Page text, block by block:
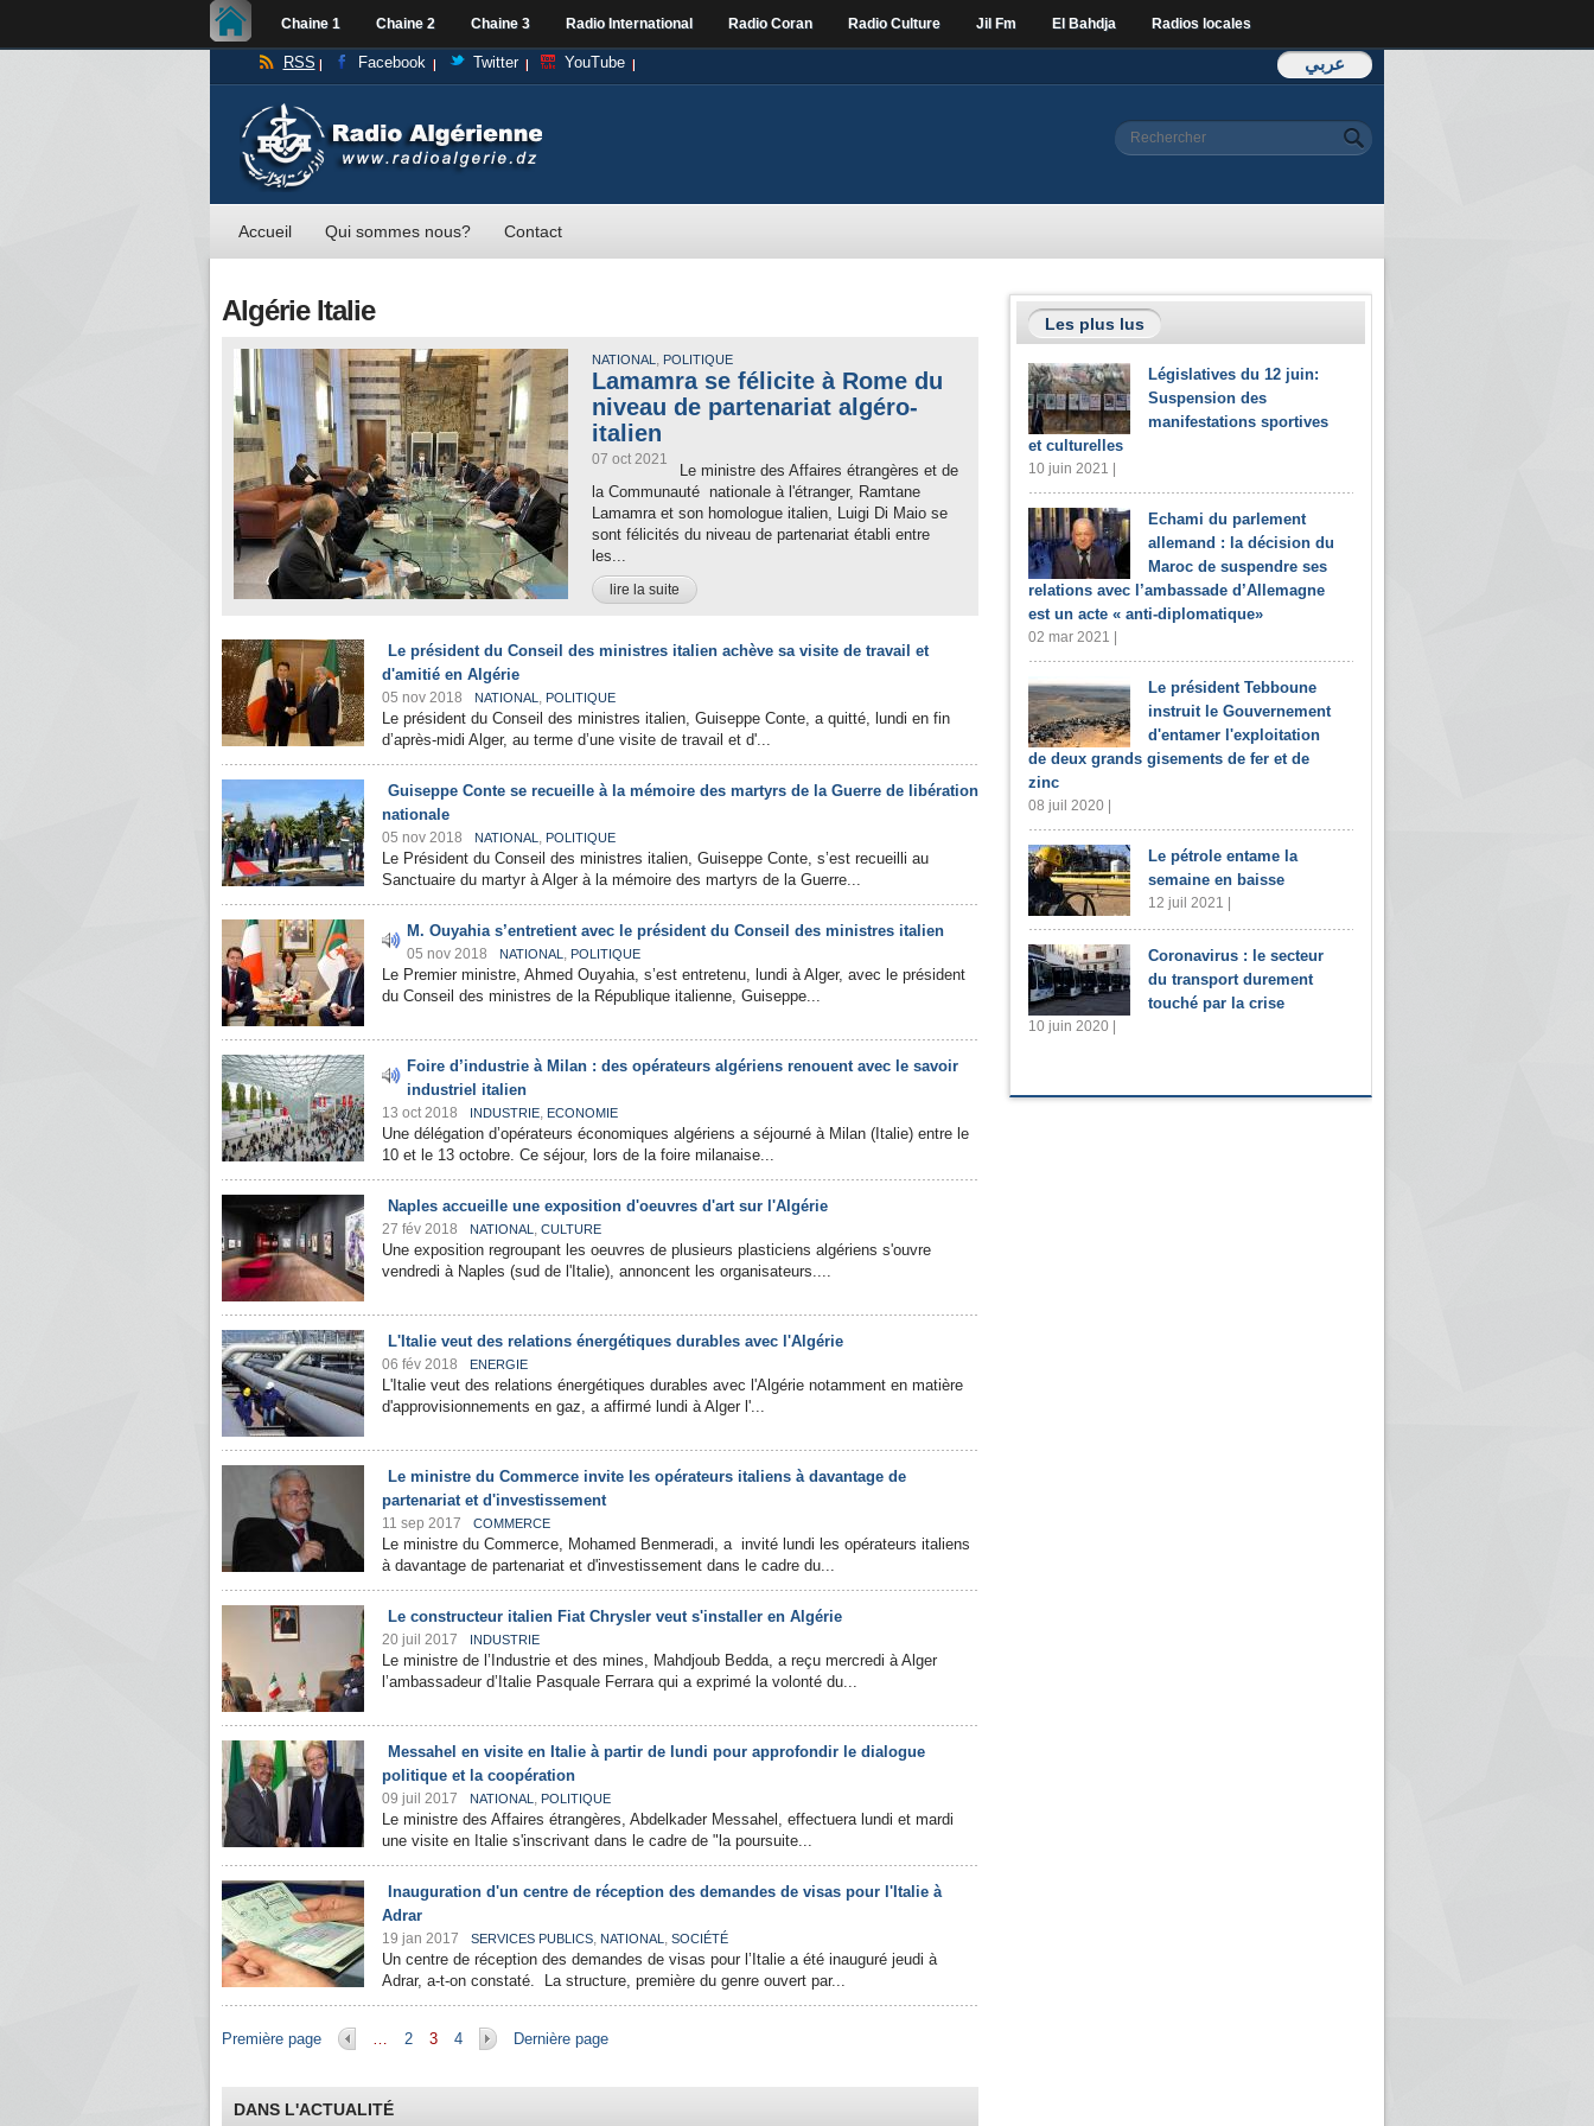
Chaine 1 Chaine 2 Chaine 3 Radio International Radio Coran Radio Culture Jil Fm El Bahdja Radios locales
عربي RSS Facebook Twitter YouTube
Formulaire de
Rechercher
Accueil Qui sommes nous? Contact
Algérie Italie
NATIONAL , POLITIQUE
Lamamra se félicite à Rome du
niveau de partenariat algéro-
italien
07 oct 2021
Le ministre des Affaires étrangères et de
la Communauté nationale à l'étranger, Ramtane
Lamamra et son homologue italien, Luigi Di Maio se
sont félicités du niveau de partenariat établi entre
les...
lire la suite
Le président du Conseil des ministres italien achève sa visite de travail et
d'amitié en Algérie
05 nov 2018 NATIONAL , POLITIQUE
Le président du Conseil des ministres italien, Guiseppe Conte, a quitté, lundi en fin
d’après-midi Alger, au terme d’une visite de travail et d'...
Guiseppe Conte se recueille à la mémoire des martyrs de la Guerre de libération
nationale
05 nov 2018 NATIONAL , POLITIQUE
Le Président du Conseil des ministres italien, Guiseppe Conte, s’est recueilli au
Sanctuaire du martyr à Alger à la mémoire des martyrs de la Guerre...
M. Ouyahia s’entretient avec le président du Conseil des ministres italien
05 nov 2018 NATIONAL , POLITIQUE
Le Premier ministre, Ahmed Ouyahia, s’est entretenu, lundi à Alger, avec le président
du Conseil des ministres de la République italienne, Guiseppe...
Foire d’industrie à Milan : des opérateurs algériens renouent avec le savoir
industriel italien
13 oct 2018 INDUSTRIE, ECONOMIE
Une délégation d’opérateurs économiques algériens a séjourné à Milan (Italie) entre le
10 et le 13 octobre. Ce séjour, lors de la foire milanaise...
Naples accueille une exposition d'oeuvres d'art sur l'Algérie
27 fév 2018 NATIONAL , CULTURE
Une exposition regroupant les oeuvres de plusieurs plasticiens algériens s'ouvre
vendredi à Naples (sud de l'Italie), annoncent les organisateurs....
L'Italie veut des relations énergétiques durables avec l'Algérie
06 fév 2018 ENERGIE
L'Italie veut des relations énergétiques durables avec l'Algérie notamment en matière
d'approvisionnements en gaz, a affirmé lundi à Alger l'...
Le ministre du Commerce invite les opérateurs italiens à davantage de
partenariat et d'investissement
11 sep 2017 COMMERCE
Le ministre du Commerce, Mohamed Benmeradi, a invité lundi les opérateurs italiens
à davantage de partenariat et d'investissement dans le cadre du...
Le constructeur italien Fiat Chrysler veut s'installer en Algérie
20 juil 2017 INDUSTRIE
Le ministre de l’Industrie et des mines, Mahdjoub Bedda, a reçu mercredi à Alger
l’ambassadeur d’Italie Pasquale Ferrara qui a exprimé la volonté du...
Messahel en visite en Italie à partir de lundi pour approfondir le dialogue
politique et la coopération
09 juil 2017 NATIONAL , POLITIQUE
Le ministre des Affaires étrangères, Abdelkader Messahel, effectuera lundi et mardi
une visite en Italie s'inscrivant dans le cadre de "la poursuite...
Inauguration d'un centre de réception des demandes de visas pour l'Italie à
Adrar
19 jan 2017 SERVICES PUBLICS, NATIONAL , SOCIÉTÉ
Un centre de réception des demandes de visas pour l’Italie a été inauguré jeudi à
Adrar, a-t-on constaté. La structure, première du genre ouvert par...
Pages
Première page … 2 3 4 Dernière page
DANS L'ACTUALITÉ
Les plus lus
Législatives du 12 juin:
Suspension des
manifestations sportives
et culturelles
10 juin 2021 |
Echami du parlement
allemand : la décision du
Maroc de suspendre ses
relations avec l’ambassade d’Allemagne
est un acte « anti-diplomatique»
02 mar 2021 |
Le président Tebboune
instruit le Gouvernement
d'entamer l'exploitation
de deux grands gisements de fer et de
zinc
08 juil 2020 |
Le pétrole entame la
semaine en baisse
12 juil 2021 |
Coronavirus : le secteur
du transport durement
touché par la crise
10 juin 2020 |